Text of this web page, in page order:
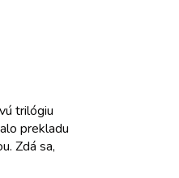
trilógiu
prekladu
Zdá sa,